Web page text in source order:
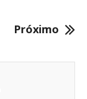
Próximo